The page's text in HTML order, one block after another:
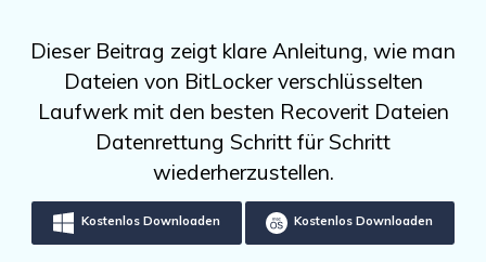
Kostenlos Testen
Recoverit kostenlos
Verlorene/gel?schte Daten kostenlos
wiederherstellen
Datenverlust-Szenarien
ALLE FUNKTIONEN ENTDECKEN
Aktuelles Thema
search
Dieser Beitrag zeigt klare Anleitung, wie man
Dateien von BitLocker verschlüsselten
Laufwerk mit den besten Recoverit Dateien
Datenrettung Schritt für Schritt
wiederherzustellen.
Kostenlos Downloaden Kostenlos Downloaden